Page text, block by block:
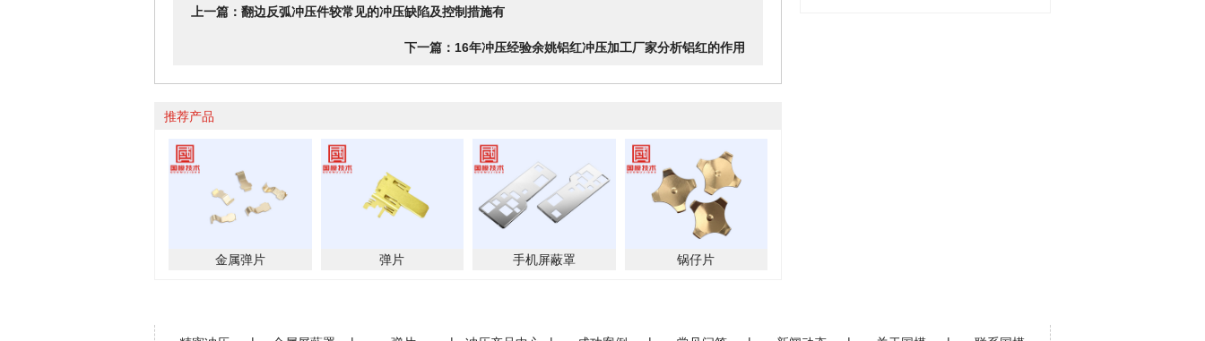
上一篇：翻边反弧冲压件较常见的冲压缺陷及控制措施有
下一篇：16年冲压经验余姚铝红冲压加工厂家分析铝红的作用
推荐产品
金属弹片 弹片 手机屏蔽罩 锅仔片